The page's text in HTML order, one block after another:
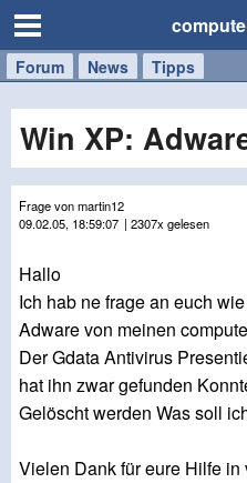
Forum News Tipps
Handy
Tablet
Windows
Mac
Win XP:
Frage von martin12
09.02.05, 18:59:07 | 2307x gelesen
Hallo
Ich hab ne frage an euch
Adware von meinen
Der Gdata Antivirus
hat ihn zwar gefunden
Gelöscht werden Was soll
Vielen Dank für eure Hilfe in